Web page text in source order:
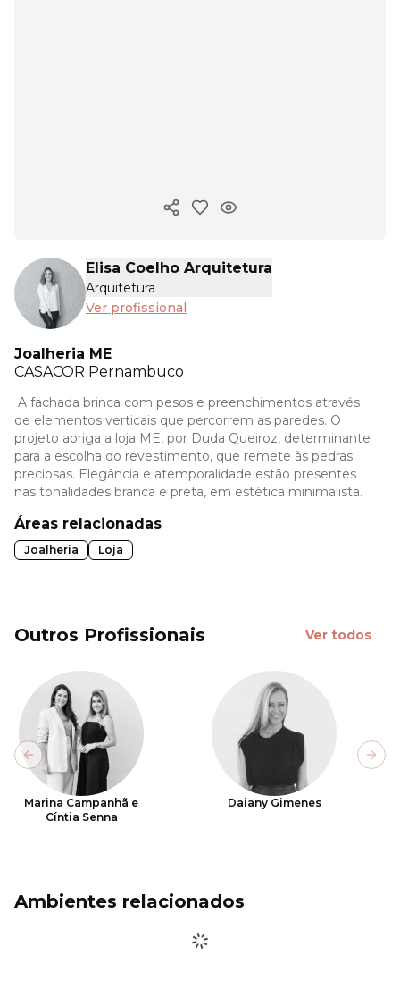
Copiar link
Elisa Coelho Arquitetura
Arquitetura
Ver profissional
Joalheria ME
CASACOR Pernambuco
A fachada brinca com pesos e preenchimentos através
de elementos verticais que percorrem as paredes. O
projeto abriga a loja ME, por Duda Queiroz, determinante
para a escolha do revestimento, que remete às pedras
preciosas. Elegância e atemporalidade estão presentes
nas tonalidades branca e preta, em estética minimalista.
Áreas relacionadas
Joalheria Loja
Outros Profissionais Ver todos
Marina Campanhã e
Cíntia Senna
Daiany Gimenes
Previous slide
Ambientes relacionados